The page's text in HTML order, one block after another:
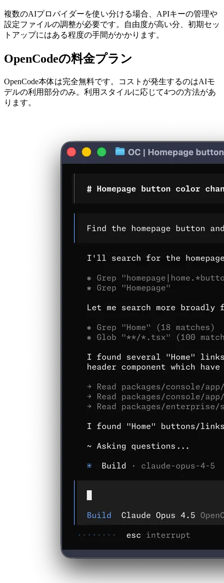
複数のAIプロバイダーを使い分ける場合、APIキーの管理や
設定ファイルの調整が必要です。自由度が高い分、初期セッ
トアップにはある程度の手間がかかります。
OpenCodeの料金プラン
OpenCode本体は完全無料です。コストが発生するのはAIモ
デルの利用部分のみ。利用スタイルに応じて4つの方法があ
ります。